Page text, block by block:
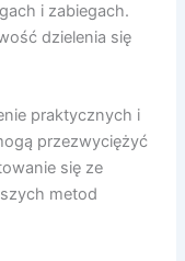
i zabiegach.
dzielenia się
praktycznych i
przezwyciężyć
się ze
metod